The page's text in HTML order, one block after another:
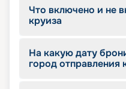
Что включено и не
круиза
На какую дату
город отправления